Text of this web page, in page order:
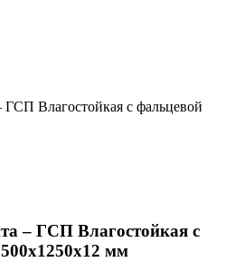
– ГСП Влагостойкая с
мм